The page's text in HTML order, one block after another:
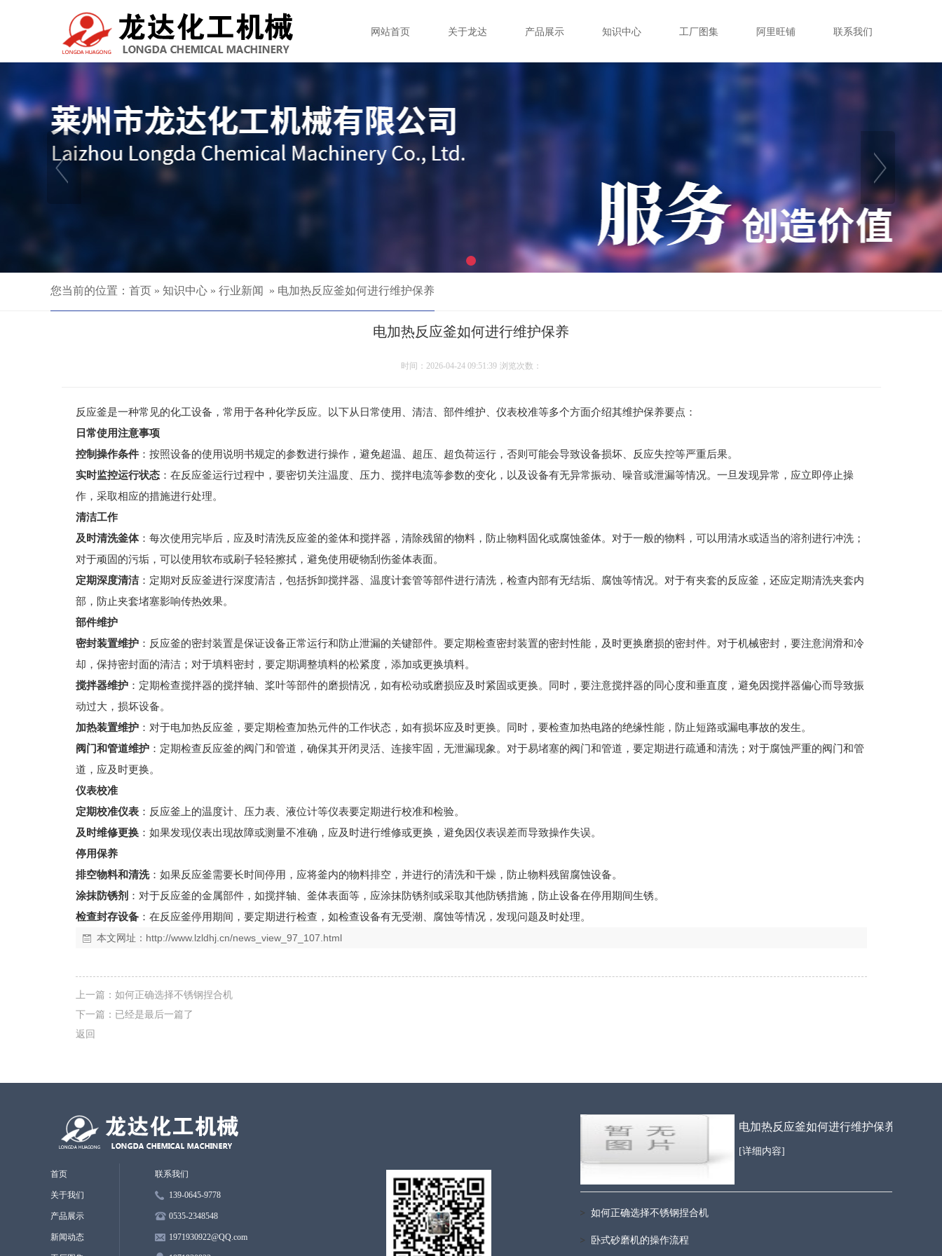
网站首页 关于龙达 产品展示 知识中心 工厂图集 阿里旺铺 联系我们
您当前的位置： 首页 » 知识中心 » 行业新闻 » 电加热反应釜如何进行维护保养
电加热反应釜如何进行维护保养
时间：2026-04-24 09:51:39 浏览次数：
反应釜是一种常见的化工设备，常用于各种化学反应。以下从日常使用、清洁、部件维护、仪表校准等多个方面介绍其维护保养要点：
日常使用注意事项
控制操作条件：按照设备的使用说明书规定的参数进行操作，避免超温、超压、超负荷运行，否则可能会导致设备损坏、反应失控等严重后果。
实时监控运行状态：在反应釜运行过程中，要密切关注温度、压力、搅拌电流等参数的变化，以及设备有无异常振动、噪音或泄漏等情况。一旦发现异常，应立即停止操
作，采取相应的措施进行处理。
清洁工作
及时清洗釜体：每次使用完毕后，应及时清洗反应釜的釜体和搅拌器，清除残留的物料，防止物料固化或腐蚀釜体。对于一般的物料，可以用清水或适当的溶剂进行冲洗；
对于顽固的污垢，可以使用软布或刷子轻轻擦拭，避免使用硬物刮伤釜体表面。
定期深度清洁：定期对反应釜进行深度清洁，包括拆卸搅拌器、温度计套管等部件进行清洗，检查内部有无结垢、腐蚀等情况。对于有夹套的反应釜，还应定期清洗夹套内
部，防止夹套堵塞影响传热效果。
部件维护
密封装置维护：反应釜的密封装置是保证设备正常运行和防止泄漏的关键部件。要定期检查密封装置的密封性能，及时更换磨损的密封件。对于机械密封，要注意润滑和冷
却，保持密封面的清洁；对于填料密封，要定期调整填料的松紧度，添加或更换填料。
搅拌器维护：定期检查搅拌器的搅拌轴、桨叶等部件的磨损情况，如有松动或磨损应及时紧固或更换。同时，要注意搅拌器的同心度和垂直度，避免因搅拌器偏心而导致振
动过大，损坏设备。
加热装置维护：对于电加热反应釜，要定期检查加热元件的工作状态，如有损坏应及时更换。同时，要检查加热电路的绝缘性能，防止短路或漏电事故的发生。
阀门和管道维护：定期检查反应釜的阀门和管道，确保其开闭灵活、连接牢固，无泄漏现象。对于易堵塞的阀门和管道，要定期进行疏通和清洗；对于腐蚀严重的阀门和管
道，应及时更换。
仪表校准
定期校准仪表：反应釜上的温度计、压力表、液位计等仪表要定期进行校准和检验。
及时维修更换：如果发现仪表出现故障或测量不准确，应及时进行维修或更换，避免因仪表误差而导致操作失误。
停用保养
排空物料和清洗：如果反应釜需要长时间停用，应将釜内的物料排空，并进行的清洗和干燥，防止物料残留腐蚀设备。
涂抹防锈剂 ：对于反应釜的金属部件，如搅拌轴、釜体表面等，应涂抹防锈剂或采取其他防锈措施，防止设备在停用期间生锈。
检查封存设备：在反应釜停用期间，要定期进行检查，如检查设备有无受潮、腐蚀等情况，发现问题及时处理。
本文网址： http://www.lzldhj.cn/news_view_97_107.html
上一篇： 如何正确选择不锈钢捏合机
下一篇：已经是最后一篇了
返回
首页
关于我们
产品展示
新闻动态
联系我们
139-0645-9778
0535-2348548
1971930922@QQ.com
电加热反应釜如何进行维护保养
[详细内容]
如何正确选择不锈钢捏合机
卧式砂磨机的操作流程